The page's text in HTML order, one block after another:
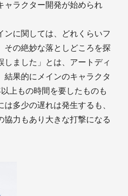
ャラクター開発が始められ
ンに関しては、どれくらいフ
その絶妙な落としどころを探
しました」とは、アートディ
結果的にメインのキャラクタ
上もの時間を要したものも
多少の遅れは発生するも、
協力もあり大きな打撃になる